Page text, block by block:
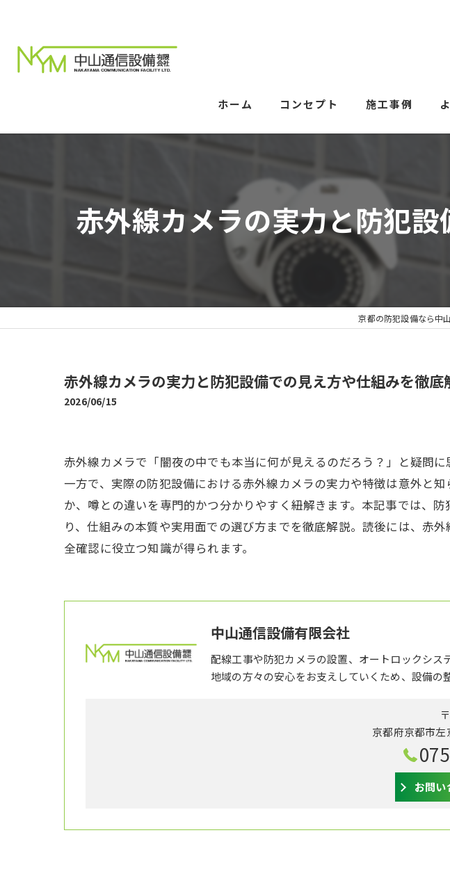
ホーム コンセプト 施工事例
赤外線カメラの実力と防犯
京都の防犯設備なら中
赤外線カメラの実力と防犯設備での見え方や仕組みを徹底
2026/06/15
赤外線カメラで「闇夜の中でも本当に何が見えるのだろう？」と疑問
一方で、実際の防犯設備における赤外線カメラの実力や特徴は意外と
か、噂との違いを専門的かつ分かりやすく紐解きます。本記事では、
り、仕組みの本質や実用面での選び方までを徹底解説。読後には、赤
全確認に役立つ知識が得られます。
中山通信設備有限会社
配線工事や防犯カメラの設置、オートロックシ
地域の方々の安心をお支えしていくため、設備の
京都府京都市左
お問い